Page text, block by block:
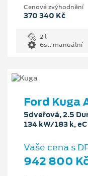
Cenové zvýhodnění
370 340 Kč
2 l
6st. manuální
Ford Kuga
5dveřová, 2.5
134 kW/183 k,
Vaše cena s
942 800